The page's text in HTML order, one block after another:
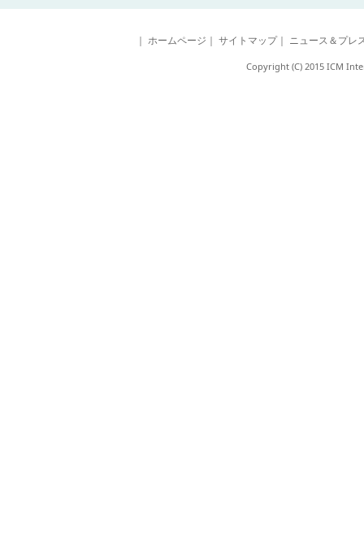
｜ ホームページ ｜ サイトマップ｜ ニュース＆プレ
Copyright (C) 2015 ICM